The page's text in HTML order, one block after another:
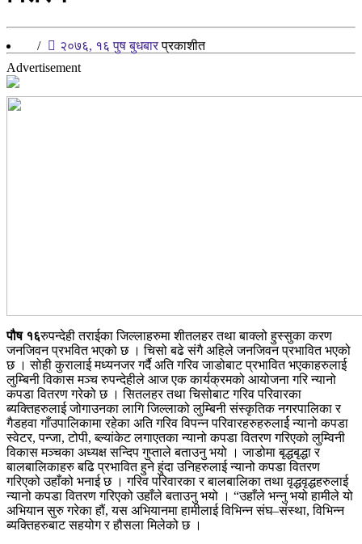
/ २०७६, १६ पुष बुधबारप्रकाशीत
Advertisement
पौष १६रुपन्देही तराईका जिल्लाहरुमा शीतलहर तथा बाक्लो हुस्सुका करण
जनजिवन प्रभवित भएको छ । चिसो बढे संगै अहिले जनजिवन प्रभावित भएको
छ । सोही कुरालाई मध्यनजर गर्दै अति गरिव जाडोबाट प्रभावित भएकाहरुलाई
लुम्बिनी विकास मञ्च रुपन्देहीले आज एक कार्यक्रमको आयोजना गरि न्यानो
कपडा वितरण गरेको छ । सितलहर तथा चिसोबाट गरिव परिवारका
ब्यक्तिहरुलाई जोगाउनका लागि जिल्लाको लुम्बिनी संस्कृतिक नगरपालिका र
गैडहवा गाँउपालिकामा रहेका अति गरिव विपन्न परिवारहरुहरुलार्ई न्यानो कपडा
स्वेटर, पन्जा, टोपी, ब्ल्यांकेट लगाएतका न्यानो कपडा वितरण गरिएको लुम्विनी
विकास मञ्चका अध्यक्ष सन्दिप गुप्ताले बताउनु भयो । जाडोमा बृद्धबृद्धा र
बालबालिकाहरु बढि प्रभावित हुने हुंदा उनिहरुलाई न्यानो कपडा वितरण
गरिएको उहाँको भनाई छ । गरिव परिवारका र बालबालिका तथा वृद्धवृद्धहरुलाई
न्यानो कपडा वितरण गरिएको उहाँले बताउनु भयो । “उहाँले भन्नु भयो हामीले यो
अभियान सुरु गरेका हौं, यस अभियानमा हामीलाई विभिन्न संघ–संस्था, विभिन्न
ब्यक्तिहरुबाट सहयोग र हौसला मिलेको छ ।